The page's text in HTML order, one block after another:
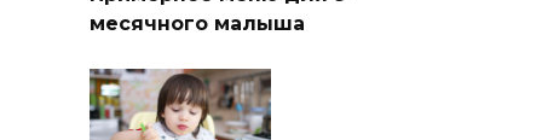
месячного малыша